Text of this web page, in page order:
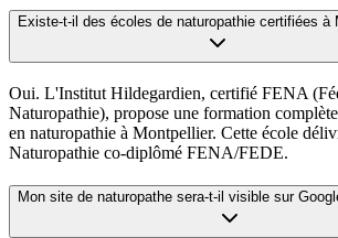
Existe-t-il des écoles de naturopathie certifiées à
Oui. L'Institut Hildegardien, certifié FENA
Naturopathie), propose une formation
en naturopathie à Montpellier. Cette école
Naturopathie co-diplômé FENA/FEDE.
Mon site de naturopathe sera-t-il visible sur